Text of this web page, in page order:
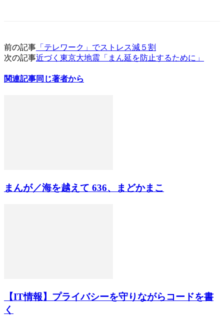
前の記事 「テレワーク」でストレス減５割
次の記事近づく東京大地震「まん延を防止するために」
関連記事同じ著者から
まんが／海を越えて 636、まどかまこ
【IT情報】プライバシーを守りながらコードを書
く